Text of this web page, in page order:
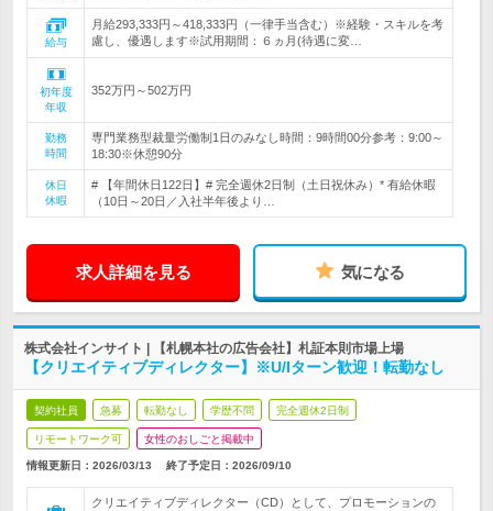
給与
月給293,333円～418,333円（一律手当含む）※経験・スキルを考
慮し、優遇します※試用期間：６ヵ月(待遇に変…
初年度
年収
352万円～502万円
勤務
時間
専門業務型裁量労働制1日のみなし時間：9時間00分参考：9:00～
18:30※休憩90分
休日
休暇
# 【年間休日122日】# 完全週休2日制（土日祝休み）* 有給休暇
（10日～20日／入社半年後より…
求人詳細を見る 気になる
株式会社インサイト | 【札幌本社の広告会社】札証本則市場上場
【クリエイティブディレクター】※U/Iターン歓迎！転勤なし
契約社員 急募 転勤なし 学歴不問 完全週休2日制
リモートワーク可 女性のおしごと掲載中
情報更新日：2026/03/13 終了予定日： 2026/09/10
クリエイティブディレクター（CD）として、プロモーションの